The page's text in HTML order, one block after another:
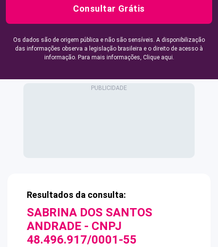
Consultar Grátis
Os dados são de origem pública e não são sensíveis. A disponibilização
das informações observa a legislação brasileira e o direito de acesso à
informação. Para mais informações, Clique aqui.
Resultados da consulta:
SABRINA DOS SANTOS
ANDRADE - CNPJ
48.496.917/0001-55